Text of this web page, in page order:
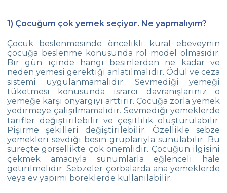
1) Çocuğum çok yemek seçiyor. Ne yapmalıyım?
Çocuk beslenmesinde öncelikli kural ebeveynin
çocuğa beslenme konusunda rol model olmasıdır.
Bir gün içinde hangi besinlerden ne kadar ve
neden yemesi gerektiği anlatılmalıdır. Ödül ve ceza
sistemi uygulanmamalıdır. Sevmediği yemeği
tüketmesi konusunda ısrarcı davranışlarınız o
yemeğe karşı önyargıyı arttırır. Çocuğa zorla yemek
yedirmeye çalışılmamalıdır. Sevmediği yemeklerde
tarifler değiştirilebilir ve çeşitlilik oluşturulabilir.
Pişirme şekilleri değiştirilebilir. Özellikle sebze
yemekleri sevdiği besin gruplarıyla sunulabilir. Bu
süreçte görsellikte çok önemlidir. Çocuğun ilgisini
çekmek amacıyla sunumlarla eğlenceli hale
getirilmelidir. Sebzeler çorbalarda ana yemeklerde
veya ev yapımı böreklerde kullanılabilir.